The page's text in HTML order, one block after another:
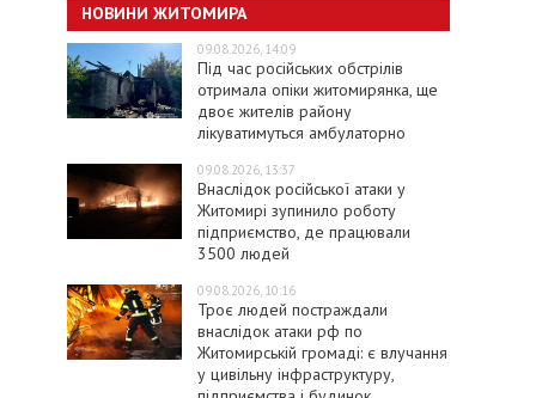
НОВИНИ ЖИТОМИРА
09.08.2026, 14:09
Під час російських обстрілів
отримала опіки житомирянка, ще
двоє жителів району
лікуватимуться амбулаторно
09.08.2026, 13:37
Внаслідок російської атаки у
Житомирі зупинило роботу
підприємство, де працювали
3500 людей
09.08.2026, 10:16
Троє людей постраждали
внаслідок атаки рф по
Житомирській громаді: є влучання
у цивільну інфраструктуру,